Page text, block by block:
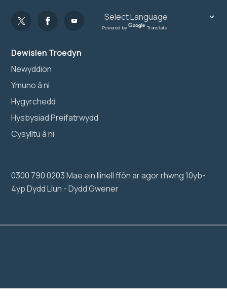
Dewislen Troedyn
Newyddion
Ymuno â ni
Hygyrchedd
Hysbysiad Preifatrwydd
Cysylltu â ni
0300 790 0203 Mae ein llinell ffôn ar agor rhwng 10yb-
4yp Dydd Llun - Dydd Gwener
Powered by Translate